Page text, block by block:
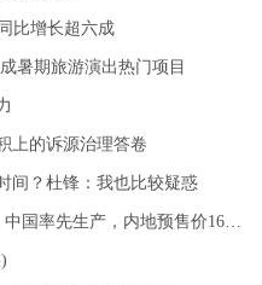
比增长超六成
暑期旅游演出热门项目
上的诉源治理答卷
间？杜锋：我也比较疑惑
电动新车Kia EV5成都车展首发，中国率先生产，内地预售价16万元起